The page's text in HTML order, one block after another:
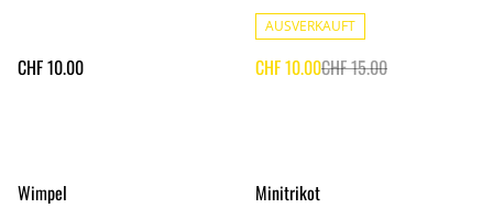
CHF 10.00
AUSVERKAUFT
CHF 10.00CHF 15.00
Wimpel
Minitrikot